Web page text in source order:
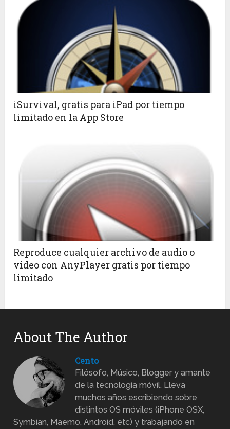
iSurvival, gratis para iPad por tiempo
limitado en la App Store
Reproduce cualquier archivo de audio o
video con AnyPlayer gratis por tiempo
limitado
About The Author
Cento
Filósofo, Músico, Blogger y amante
de la tecnología móvil. Lleva
muchos años escribiendo sobre
distintos OS móviles (iPhone OSX,
Symbian, Maemo, Android, etc) y trabajando en